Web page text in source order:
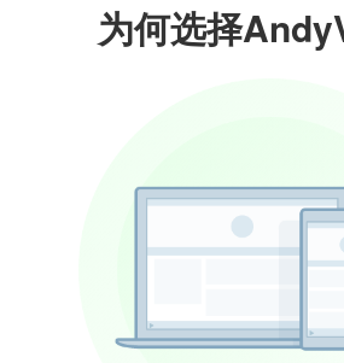
为何选择